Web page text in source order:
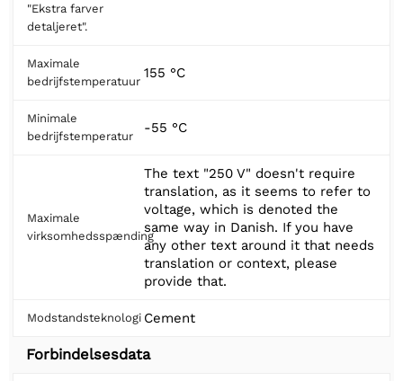
"Ekstra farver
detaljeret".
Maximale
bedrijfstemperatuur
155 °C
Minimale
bedrijfstemperatur
-55 °C
Maximale
virksomhedsspænding
The text "250 V" doesn't require
translation, as it seems to refer to
voltage, which is denoted the
same way in Danish. If you have
any other text around it that needs
translation or context, please
provide that.
Modstandsteknologi Cement
Forbindelsesdata